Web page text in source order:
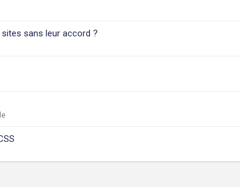
sans leur accord ?